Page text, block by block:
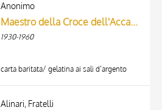
MATERIA E TECNICA
Anonimo
Maestro della Croce dell'Accademia - sec. XII - Cristo crocifisso; Storie della Passione di Cristo
1930-1960
carta baritata/ gelatina ai sali d’argento
Alinari, Fratelli